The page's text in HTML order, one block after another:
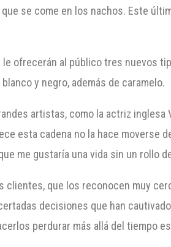
se come en los nachos. Este
ofrecerán al público tres nuevos
y negro, además de caramelo.
artistas, como la actriz inglesa
esta cadena no la hace moverse
me gustaría una vida sin un rollo
que los reconocen muy
decisiones que han
perdurar más allá del tiempo